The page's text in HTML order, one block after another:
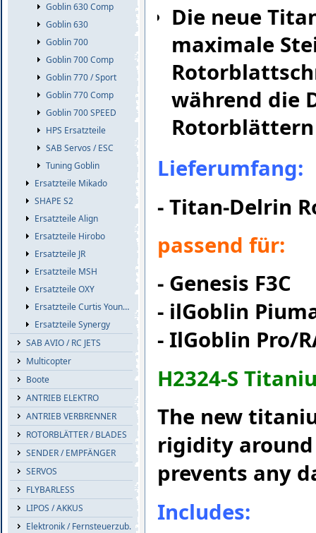
Goblin 630 Comp
Goblin 630
Goblin 700
Goblin 700 Comp
Goblin 770 / Sport
Goblin 770 Comp
Goblin 700 SPEED
HPS Ersatzteile
SAB Servos / ESC
Tuning Goblin
Ersatzteile Mikado
SHAPE S2
Ersatzteile Align
Ersatzteile Hirobo
Ersatzteile JR
Ersatzteile MSH
Ersatzteile OXY
Ersatzteile Curtis Youngblood
Ersatzteile Synergy
SAB AVIO / RC JETS
Multicopter
Boote
ANTRIEB ELEKTRO
ANTRIEB VERBRENNER
ROTORBLÄTTER / BLADES
SENDER / EMPFÄNGER
SERVOS
FLYBARLESS
LIPOS / AKKUS
Elektronik / Fernsteuerzub.
Die neue
maximale
während die
Lieferumfang:
- Titan-Delrin
passend für:
- Genesis F3C
- ilGoblin
- IlGoblin Pro/
H2324-S
The new
rigidity
prevents any
Includes: